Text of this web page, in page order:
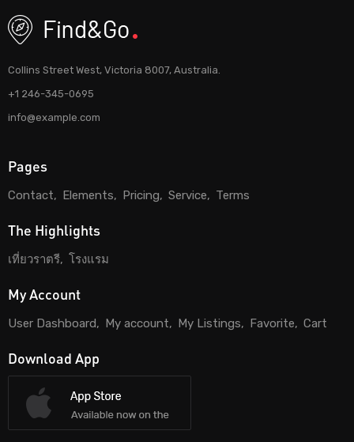
Collins Street West, Victoria 8007, Australia.
+1 246-345-0695
info@example.com
Pages
Contact Elements Pricing Service Terms
The Highlights
เที่ยวราตรี โรงแรม
My Account
User Dashboard My account My Listings Favorite Cart
Download App